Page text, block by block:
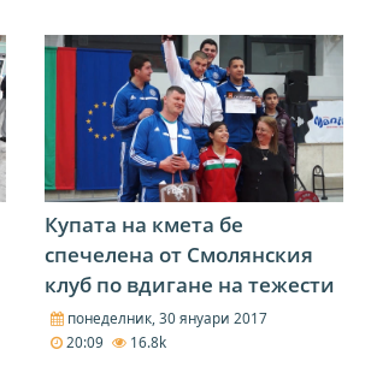
Купата на кмета бе
спечелена от Смолянския
клуб по вдигане на тежести
понеделник, 30 януари 2017
20:09
16.8k